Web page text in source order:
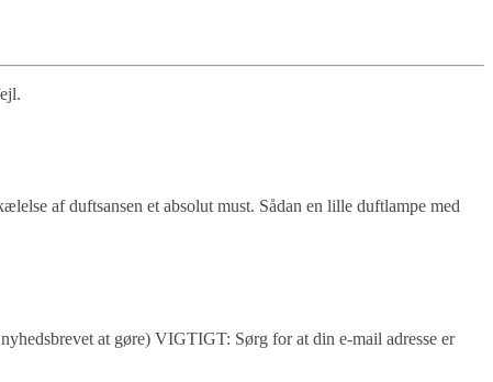
af duftsansen et absolut must. Sådan en lille duftlampe med
at gøre) VIGTIGT: Sørg for at din e-mail adresse er